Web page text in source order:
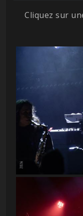
Cliquez sur